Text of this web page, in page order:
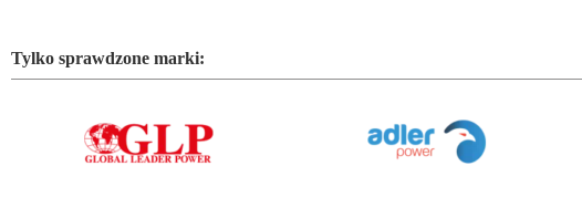
Tylko sprawdzone marki: